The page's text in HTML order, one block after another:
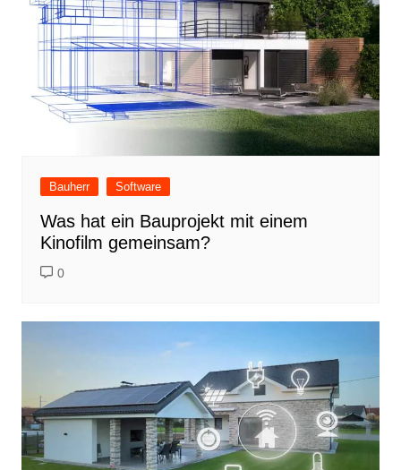
Bauherr Software
Was hat ein Bauprojekt mit einem
Kinofilm gemeinsam?
0